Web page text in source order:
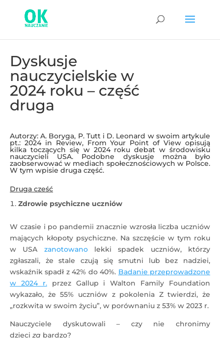
Dyskusje
nauczycielskie w
2024 roku – część
druga
Autorzy: A. Boryga, P. Tutt i D. Leonard w swoim artykule
pt.: 2024 in Review, From Your Point of View opisują
kilka toczących się w 2024 roku debat w środowisku
nauczycieli USA. Podobne dyskusje można było
zaobserwować w mediach społecznościowych w Polsce.
W tym wpisie druga część.
Druga cześć
Zdrowie psychiczne uczniów
W czasie i po pandemii znacznie wzrosła liczba uczniów
mających kłopoty psychiczne. Na szczęście w tym roku
w USA zanotowanolekki spadek uczniów, którzy
zgłaszali, że stale czują się smutni lub bez nadziei,
wskaźnik spadł z 42% do 40%. Badanie przeprowadzone
w 2024 r.przez Gallup i Walton Family Foundation
wykazało, że 55% uczniów z pokolenia Z twierdzi, że
„rozkwita w swoim życiu”, w porównaniu z 53% w 2023 r.
Nauczyciele dyskutowali – czy nie chronimy
dzieci za bardzo?